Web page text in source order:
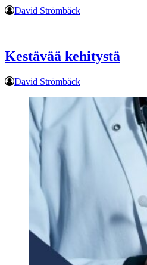
David Strömbäck
Kestävää kehitystä
David Strömbäck